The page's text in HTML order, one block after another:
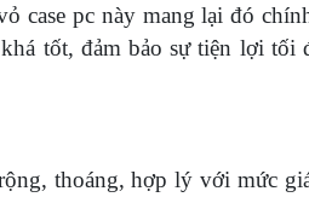
pc này mang lại đó
tốt, đảm bảo sự tiện lợi
thoáng, hợp lý với mức